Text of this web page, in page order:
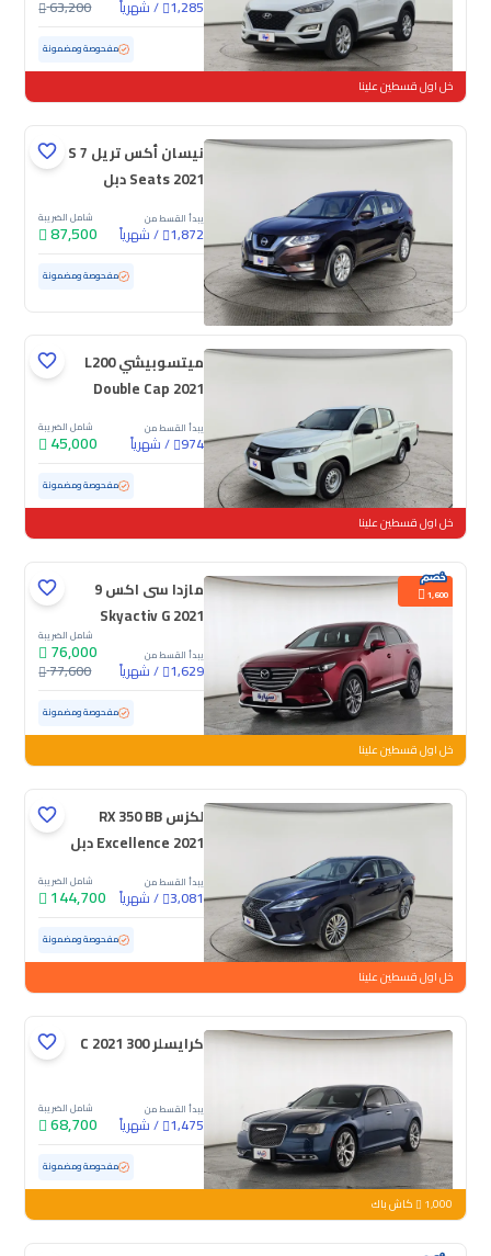
1,285
/شهرياً 63,200
مستعملة 95,113 كم مفحوصة ومضمونة
خل اول قسطين علينا
نيسان أكس تريل S 7
Seats 2021 دبل
يبدأ القسط من
1,872
/شهرياً
شامل الضريبة
87,500
مستعملة 76,959 كم مفحوصة ومضمونة
ميتسوبيشي L200
Double Cap 2021
يبدأ القسط من
974
/شهرياً
شامل الضريبة
45,000
مستعملة 78,182 كم مفحوصة ومضمونة
خل اول قسطين علينا
1,600
مازدا سى اكس 9
Skyactiv G 2021
يبدأ القسط من
1,629
/شهرياً
شامل الضريبة
76,000
77,600
مستعملة 164,634 كم مفحوصة ومضمونة
خل اول قسطين علينا
لكزس RX 350 BB
Excellence 2021 دبل
يبدأ القسط من
3,081
/شهرياً
شامل الضريبة
144,700
مستعملة 39,329 كم ممشى قليل مفحوصة ومضمونة
خل اول قسطين علينا
كرايسلر 300 C 2021
يبدأ القسط من
1,475
/شهرياً
شامل الضريبة
68,700
مستعملة 61,131 كم ممشى قليل مفحوصة ومضمونة
1,000 كاش باك